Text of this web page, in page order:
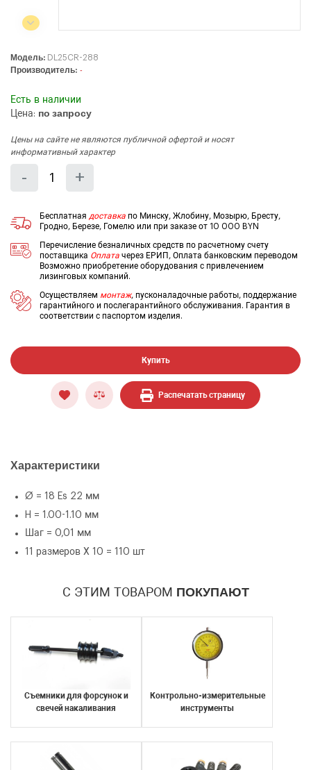
СЕЛЬСКОХОЗЯЙСТВЕННАЯ ТЕХНИКА
Модель:
DL25CR-288
Производитель: -
Есть в наличии
Цена: по запросу
Цены на сайте не являются публичной офертой и носят
информативный характер
- Уменьшить
на
еденицу
+
на
еденицу
Бесплатная доставка по Минску, Жлобину, Мозырю, Бресту,
Гродно, Березе, Гомелю или при заказе от 10 000 BYN
Перечисление безналичных средств по расчетному счету
поставщика Оплата через ЕРИП, Оплата банковским переводом
Возможно приобретение оборудования с привлечением
лизинговых компаний.
Осуществляем монтаж, пусконаладочные работы, поддержание
гарантийного и послегарантийного обслуживания. Гарантия в
соответствии с паспортом изделия.
Купить
Распечатать страницу
Характеристики
Ø = 18 Es 22 мм
H = 1.00-1.10 мм
Шаг = 0,01 мм
11 размеров Х 10 = 110 шт
С ЭТИМ ТОВАРОМ ПОКУПАЮТ
Съемники для форсунок и
свечей накаливания
Контрольно-измерительные
инструменты
ОФОРМИТЬ ЗАКАЗ
Набор регулировочных шайб Ø18 Es
Уменьшить
еденицу
Количество
+Увеличить
еденицу